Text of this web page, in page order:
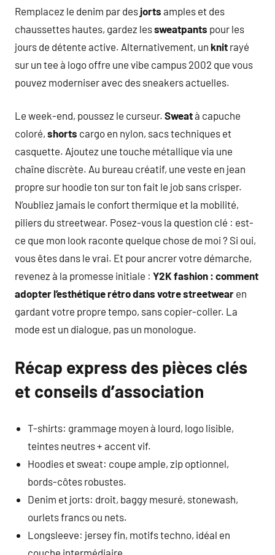
Remplacez le denim par des jorts amples et des
chaussettes hautes, gardez lessweatpants pour les
jours de détente active. Alternativement, un knit rayé
sur un tee à logo offre une vibe campus 2002 que vous
pouvez moderniser avec des sneakers actuelles.
Le week-end, poussez le curseur. Sweatà capuche
coloré, shorts cargo en nylon, sacs techniques et
casquette. Ajoutez une touche métallique via une
chaîne discrète. Au bureau créatif, une veste en jean
propre sur hoodie ton sur ton fait le job sans crisper.
N’oubliez jamais le confort thermique et la mobilité,
piliers du streetwear. Posez-vous la question clé : est-
ce que mon look raconte quelque chose de moi ? Si oui,
vous êtes dans le vrai. Et pour ancrer votre démarche,
revenez à la promesse initiale : Y2K fashion : comment
adopter l’esthétique rétro dans votre streetwear en
gardant votre propre tempo, sans copier-coller. La
mode est un dialogue, pas un monologue.
Récap express des pièces clés
et conseils d’association
T-shirts: grammage moyen à lourd, logo lisible,
teintes neutres + accent vif.
Hoodies et sweat: coupe ample, zip optionnel,
bords-côtes robustes.
Denim et jorts: droit, baggy mesuré, stonewash,
ourlets francs ou nets.
Longsleeve: jersey fin, motifs techno, idéal en
couche intermédiaire.